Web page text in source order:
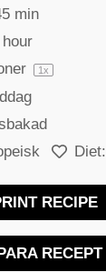
min
hour
1x
Diet:
RECIPE
RECEPT